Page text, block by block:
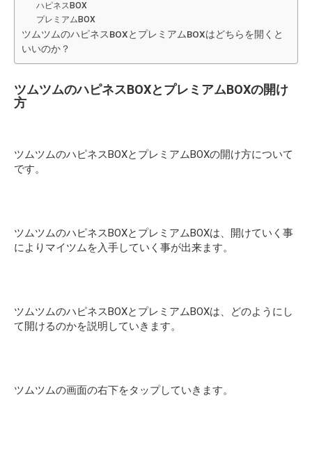
ハピネスBOX
プレミアムBOX
ツムツムのハピネスBOXとプレミアムBOXはどちらを開くと
いいのか？
ツムツムのハピネスBOXとプレミアムBOXの開け
方
ツムツムのハピネスBOXとプレミアムBOXの開け方について
です。
ツムツムのハピネスBOXとプレミアムBOXは、開けていく事
によりマイツムを入手していく事が出来ます。
ツムツムのハピネスBOXとプレミアムBOXは、どのようにし
て開けるのかを説明していきます。
ツムツムの画面の右下をタップしていきます。